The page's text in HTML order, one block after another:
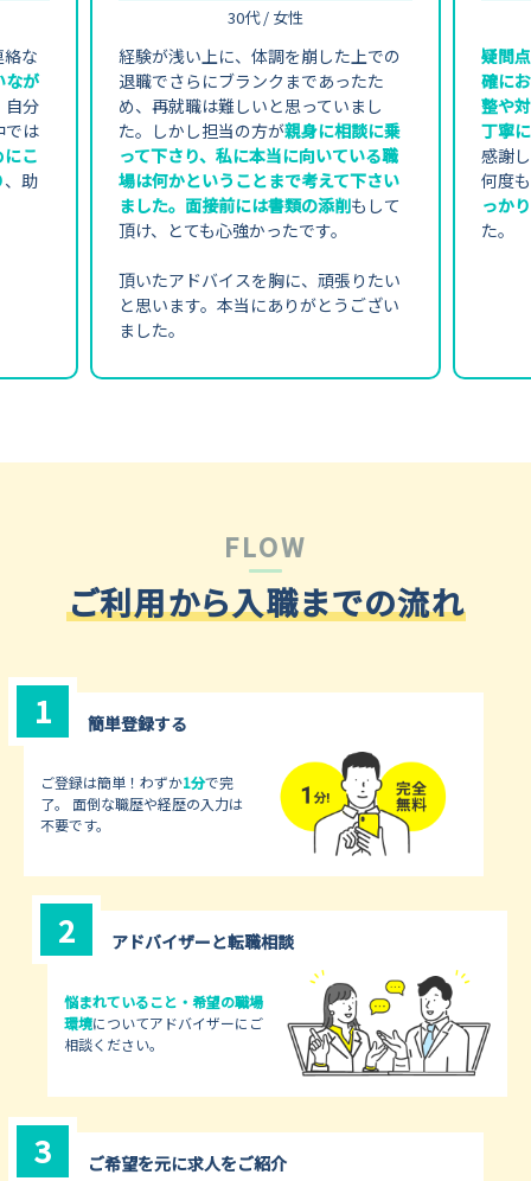
な
なが
自分
では
こ
、助
30代 / 女性
経験が浅い上に、体調を崩した上での
退職でさらにブランクまであったた
め、再就職は難しいと思っていまし
た。しかし担当の方が親身に相談に乗
って下さり、私に本当に向いている職
場は何かということまで考えて下さい
ました。面接前には書類の添削もして
頂け、とても心強かったです。
頂いたアドバイスを胸に、頑張りたい
と思います。本当にありがとうござい
ました。
疑問
確に
整や
丁寧
感謝
何度
っか
た。
FLOW
ご利用から入職までの流れ
1 簡単登録する
ご登録は簡単！わずか1分で完
了。
面倒な職歴や経歴の入力は
不要です。
2 アドバイザーと転職相談
悩まれていること・希望の職場
環境についてアドバイザーにご
相談ください。
3 ご希望を元に求人をご紹介